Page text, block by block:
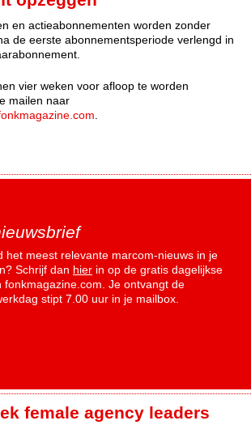
en actieabonnementen worden zonder
de eerste abonnementsperiode verlengd in
vier weken voor afloop te worden
mailen naar
het meest relevante marcom-nieuws in je
Schrijf dan hier in op de gratis dagelijkse
fonkmagazine.com. Je ontvangt de
stipt 7.00 uur in je mailbox.
female agency leaders